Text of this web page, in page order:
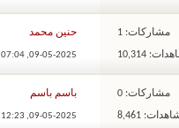
مشاركات: 1
10,314
حنين محمد
09-05-2025,
07:04 AM
مشاركات: 0
8,461
باسم باسم
09-05-2025,
12:23 AM